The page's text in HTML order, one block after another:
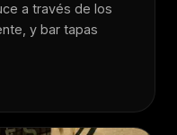
a través de los
y bar tapas